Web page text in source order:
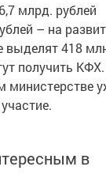
млрд. рублей
– на
выделят 418
получить
министерстве
в